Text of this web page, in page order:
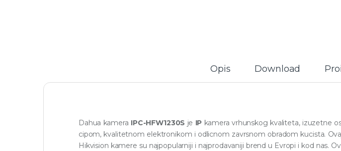
Opis Download
Dahua kamera IPC-HFW1230S je IP kamera vrhunskog kvaliteta, izuzetne
cipom, kvalitetnom elektronikom i odlicnom zavrsnom obradom kucista.
Hikvision kamere su najpopularniji i najprodavaniji brend u Evropi i kod nas.